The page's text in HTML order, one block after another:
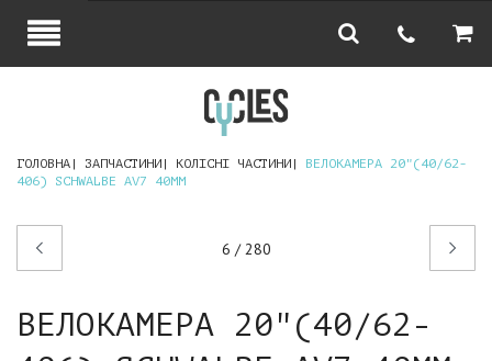
ГОЛОВНА ЗАПЧАСТИНИ КОЛІСНІ ЧАСТИНИ
ВЕЛОКАМЕРА 20"(40/62-
406) SCHWALBE AV7 40ММ
6 / 280
Наступний
ВЕЛОКАМЕРА 20"(40/62-